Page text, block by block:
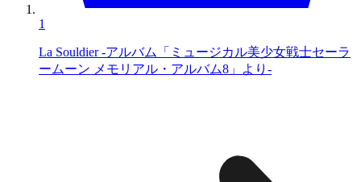
1
La Souldier -アルバム「ミュージカル美少女戦士セーラ
ームーン メモリアル・アルバム8」より-